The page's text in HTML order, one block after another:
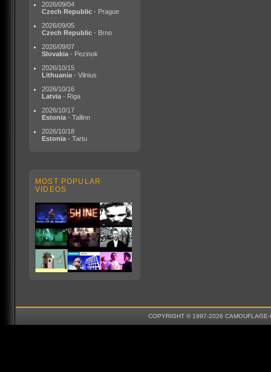
2026/09/04
Czech Republic - Prague
2026/09/05
Czech Republic - Brno
2026/09/07
Slovakia - Pezinok
2026/10/15
Lithuania - Vilnius
2026/10/16
Latvia - Riga
2026/10/17
Estonia - Tallinn
2026/10/18
Estonia - Tartu
MOST POPULAR
VIDEOS
COPYRIGHT © 1997-2026 CAMOUFLAGE-